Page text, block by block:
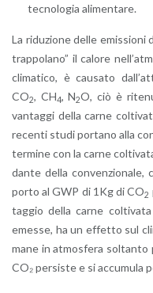
tec­no­lo­gia ali­men­ta­re.
La ri­du­zio­ne delle emis­sio­ni
trap­po­la­no” il ca­lo­re
cli­ma­ti­co, è cau­sa­to
CO2, CH4, N2O, ciò è
van­tag­gi della carne
re­cen­ti studi por­ta­no alla
ter­mi­ne con la carne
dan­te della con­ven­zio­na­le,
por­to al GWP di 1Kg di CO2
tag­gio della carne
emes­se, ha un ef­fet­to sul
ma­ne in at­mo­sfe­ra sol­tan­to
CO₂ per­si­ste e si ac­cu­mu­la